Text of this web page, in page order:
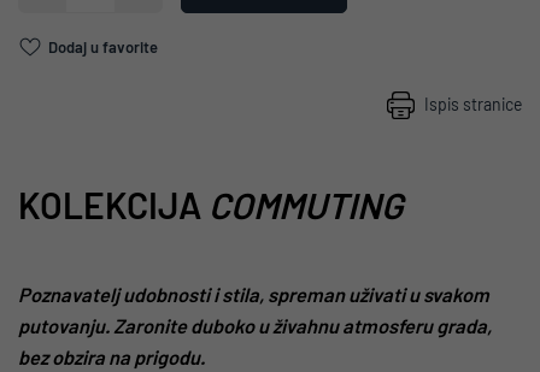
Dodaj u favorite
Ispis stranice
KOLEKCIJA COMMUTING
Poznavatelj udobnosti i stila, spreman uživati ​​u svakom
putovanju. Zaronite duboko u živahnu atmosferu grada,
bez obzira na prigodu.